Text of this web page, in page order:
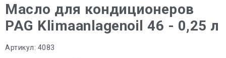
Масло для кондиционеров
PAG Klimaanlagenoil 46 - 0,25 л
Артикул: 4083